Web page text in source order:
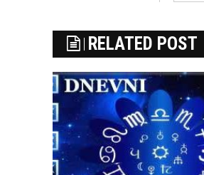
RELATED POST